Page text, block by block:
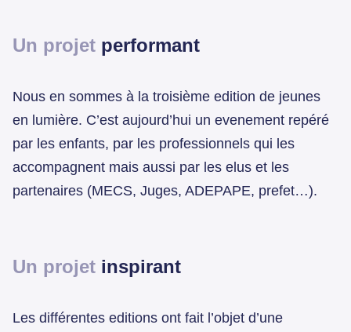
Un projet performant
Nous en sommes à la troisième edition de jeunes
en lumière. C’est aujourd’hui un evenement repéré
par les enfants, par les professionnels qui les
accompagnent mais aussi par les elus et les
partenaires (MECS, Juges, ADEPAPE, prefet…).
Un projet inspirant
Les différentes editions ont fait l’objet d’une